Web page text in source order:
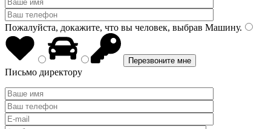
Пожалуйста, докажите, что вы человек, выбрав Машину.
Письмо директору